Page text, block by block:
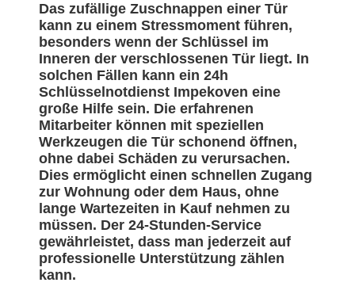
Das zufällige Zuschnappen einer Tür
kann zu einem Stressmoment führen,
besonders wenn der Schlüssel im
Inneren der verschlossenen Tür liegt. In
solchen Fällen kann ein 24h
Schlüsselnotdienst Impekoven eine
große Hilfe sein. Die erfahrenen
Mitarbeiter können mit speziellen
Werkzeugen die Tür schonend öffnen,
ohne dabei Schäden zu verursachen.
Dies ermöglicht einen schnellen Zugang
zur Wohnung oder dem Haus, ohne
lange Wartezeiten in Kauf nehmen zu
müssen. Der 24-Stunden-Service
gewährleistet, dass man jederzeit auf
professionelle Unterstützung zählen
kann.